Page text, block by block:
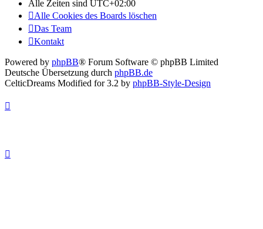
Alle Zeiten sind UTC+02:00
Alle Cookies des Boards löschen
Das Team
Kontakt
Powered by phpBB® Forum Software © phpBB Limited
Deutsche Übersetzung durch phpBB.de
CelticDreams Modified for 3.2 by phpBB-Style-Design